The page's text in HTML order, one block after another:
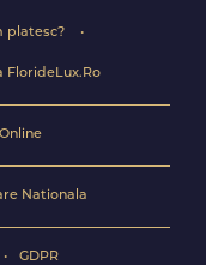
platesc?
FlorideLux.Ro
Nationala
GDPR